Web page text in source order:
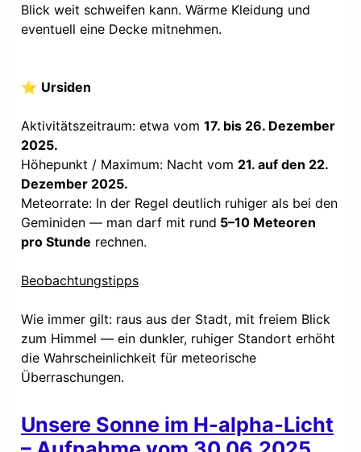
Blick weit schweifen kann. Wärme Kleidung und
eventuell eine Decke mitnehmen.
⭐ Ursiden
Aktivitätszeitraum: etwa vom 17. bis 26. Dezember
2025.
Höhepunkt / Maximum: Nacht vom 21. auf den 22.
Dezember 2025.
Meteorrate: In der Regel deutlich ruhiger als bei den
Geminiden — man darf mit rund 5–10 Meteoren
pro Stunde rechnen.
Beobachtungstipps
Wie immer gilt: raus aus der Stadt, mit freiem Blick
zum Himmel — ein dunkler, ruhiger Standort erhöht
die Wahrscheinlichkeit für meteorische
Überraschungen.
Unsere Sonne im H-alpha-Licht